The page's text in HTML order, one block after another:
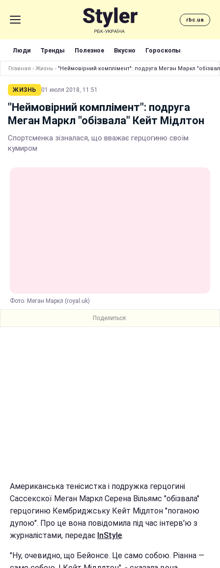
rbc.ua
Люди Тренды Полезное Вкусно Гороскопы
Главная › Жизнь › "Неймовірний комплімент": подруга Меган Маркл
ЖИЗНЬ 01 июля 2018, 11:51
"Неймовірний комплімент": подруга
Меган Маркл "обізвала" Кейт Мідлтон
Спортсменка зізналася, що вважає герцогиню своїм
кумиром
Фото: Меган Маркл (royal.uk)
Поделиться:
Американська тенісистка і подружка герцогині
Сассекскої Меган Маркл Серена Вільямс "обізвала"
герцогиню Кембриджську Кейт Мідлтон "поганою
дупою". Про це вона повідомила під час інтерв'ю з
журналістами, передає InStyle.
"Ну, очевидно, що Бейонсе. Це само собою. Ріанна —